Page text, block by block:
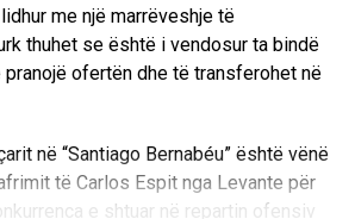
me një marrëveshje të
thuhet se është i vendosur ta bindë
ofertën dhe të transferohet në
në “Santiago Bernabéu” është vënë
të Carlos Espit nga Levante për
e shtuar në repartin ofensiv